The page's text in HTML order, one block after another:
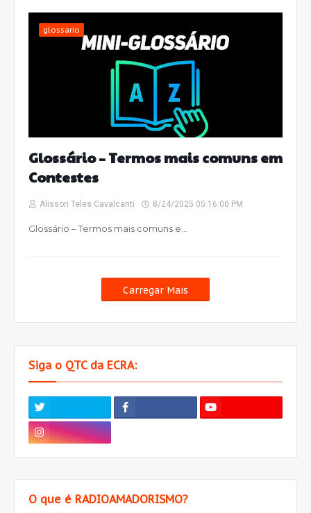
glossario
Glossário – Termos mais comuns em
Contestes
Alisson Teles Cavalcanti 8/24/2025 05:16:00 PM
Glossário – Termos mais comuns e…
Carregar Mais
Siga o QTC da ECRA:
O que é RADIOAMADORISMO?